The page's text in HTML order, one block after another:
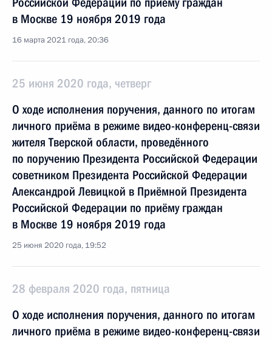
в Москве 19 ноября 2019 года
16 марта 2021 года, 20:36
25 июня 2020 года, четверг
О ходе исполнения поручения, данного по итогам
личного приёма в режиме видео-конференц-связи
жителя Тверской области, проведённого
по поручению Президента Российской Федерации
советником Президента Российской Федерации
Александрой Левицкой в Приёмной Президента
Российской Федерации по приёму граждан
в Москве 19 ноября 2019 года
25 июня 2020 года, 19:52
28 февраля 2020 года, пятница
О ходе исполнения поручения, данного по итогам
личного приёма в режиме видео-конференц-связи